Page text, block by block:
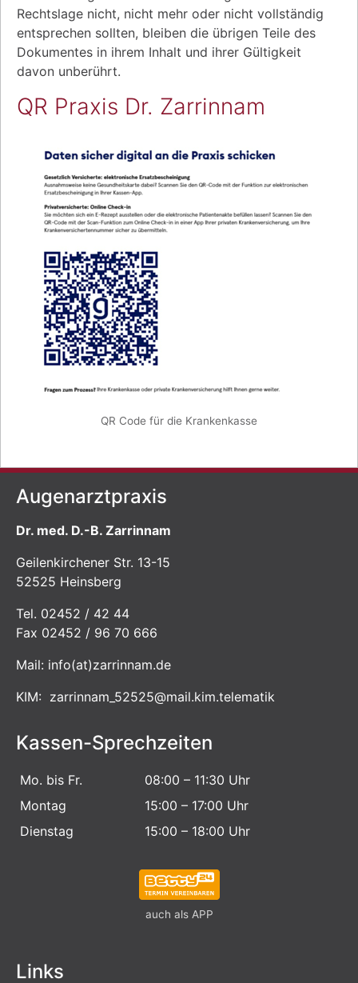
Rechtslage nicht, nicht mehr oder nicht vollständig
entsprechen sollten, bleiben die übrigen Teile des
Dokumentes in ihrem Inhalt und ihrer Gültigkeit
davon unberührt.
QR Praxis Dr. Zarrinnam
QR Code für die Krankenkasse
Augenarztpraxis
Dr. med. D.-B. Zarrinnam
Geilenkirchener Str. 13-15
52525 Heinsberg
Tel. 02452 / 42 44
Fax 02452 / 96 70 666
Mail: info(at)zarrinnam.de
KIM: zarrinnam_52525@mail.kim.telematik
Kassen-Sprechzeiten
Mo. bis Fr.
08:00 – 11:30 Uhr
Montag
15:00 – 17:00 Uhr
Dienstag
15:00 – 18:00 Uhr
auch als APP
Links